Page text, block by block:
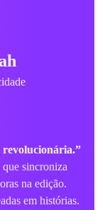
revolucionária.”
sincroniza
na edição.
em histórias.